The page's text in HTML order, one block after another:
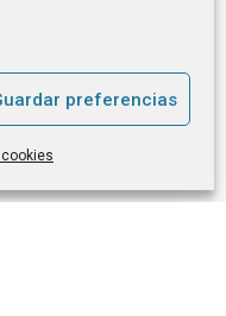
preferencias